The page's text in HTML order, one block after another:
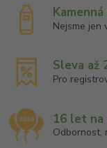
Nejsme jen
Sleva až
Pro
16 let
Odbornost,